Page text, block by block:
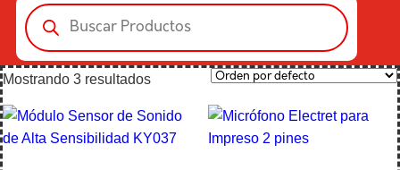
Búsqueda
de
productos
Mostrando 3 resultados